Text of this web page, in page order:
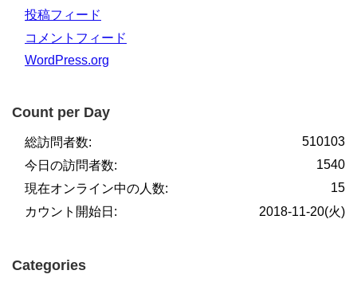
投稿フィード
コメントフィード
WordPress.org
Count per Day
510103
総訪問者数:
1540
今日の訪問者数:
15
現在オンライン中の人数:
2018-11-20(火)
カウント開始日:
Categories